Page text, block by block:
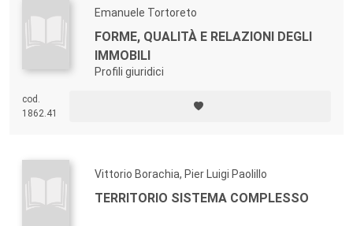
Emanuele Tortoreto
FORME, QUALITÀ E RELAZIONI DEGLI
IMMOBILI
Profili giuridici
cod.
1862.41
Vittorio Borachia, Pier Luigi Paolillo
TERRITORIO SISTEMA COMPLESSO